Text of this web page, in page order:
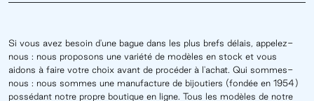
Si vous avez besoin d'une bague dans les plus brefs délais, appelez-
nous : nous proposons une variété de modèles en stock et vous
aidons à faire votre choix avant de procéder à l'achat. Qui sommes-
nous : nous sommes une manufacture de bijoutiers (fondée en 1954)
possédant notre propre boutique en ligne. Tous les modèles de notre